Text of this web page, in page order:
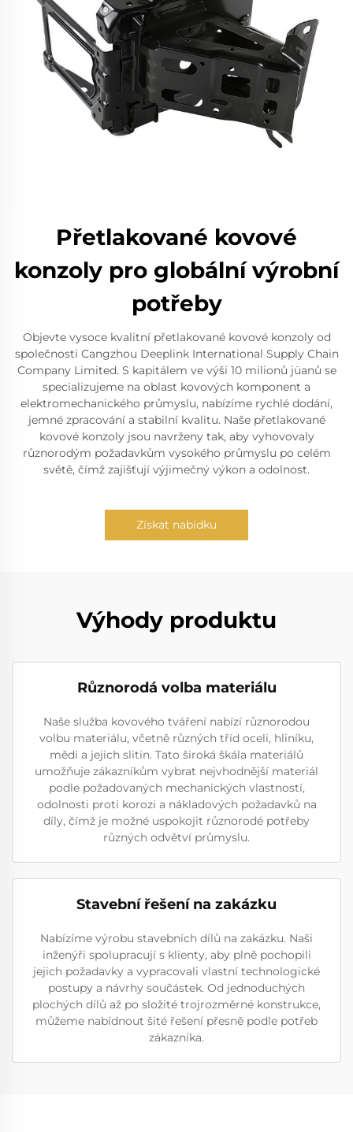
Přetlakované kovové
konzoly pro globální výrobní
potřeby
Objevte vysoce kvalitní přetlakované kovové konzoly od
společnosti Cangzhou Deeplink International Supply Chain
Company Limited. S kapitálem ve výši 10 milionů jüanů se
specializujeme na oblast kovových komponent a
elektromechanického průmyslu, nabízíme rychlé dodání,
jemné zpracování a stabilní kvalitu. Naše přetlakované
kovové konzoly jsou navrženy tak, aby vyhovovaly
různorodým požadavkům vysokého průmyslu po celém
světě, čímž zajišťují výjimečný výkon a odolnost.
Získat nabídku
Výhody produktu
Různorodá volba materiálu
Naše služba kovového tváření nabízí různorodou
volbu materiálu, včetně různých tříd oceli, hliníku,
mědi a jejich slitin. Tato široká škála materiálů
umožňuje zákazníkům vybrat nejvhodnější materiál
podle požadovaných mechanických vlastností,
odolnosti proti korozi a nákladových požadavků na
díly, čímž je možné uspokojit různorodé potřeby
různých odvětví průmyslu.
Stavební řešení na zakázku
Nabízíme výrobu stavebních dílů na zakázku. Naši
inženýři spolupracují s klienty, aby plně pochopili
jejich požadavky a vypracovali vlastní technologické
postupy a návrhy součástek. Od jednoduchých
plochých dílů až po složité trojrozměrné konstrukce,
můžeme nabídnout šité řešení přesně podle potřeb
zákazníka.